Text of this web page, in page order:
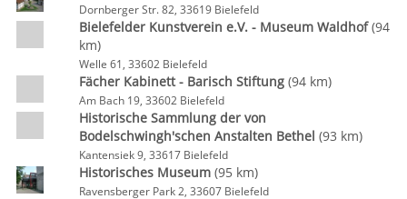
Dornberger Str. 82, 33619 Bielefeld
Bielefelder Kunstverein e.V. - Museum Waldhof(94
km)
Welle 61, 33602 Bielefeld
Fächer Kabinett - Barisch Stiftung(94 km)
Am Bach 19, 33602 Bielefeld
Historische Sammlung der von
Bodelschwingh'schen Anstalten Bethel (93 km)
Kantensiek 9, 33617 Bielefeld
Historisches Museum(95 km)
Ravensberger Park 2, 33607 Bielefeld